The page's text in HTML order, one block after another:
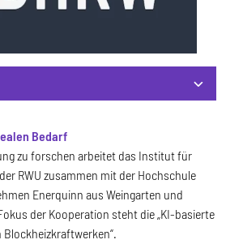
Bedarf
zu forschen arbeitet das Institut für
RWU zusammen mit der Hochschule
Enerquinn aus Weingarten und
der Kooperation steht die „KI-basierte